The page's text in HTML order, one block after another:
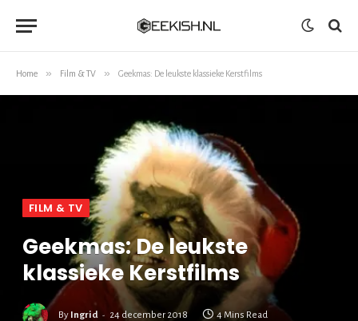
Home » Film & TV » Geekmas: De leukste klassieke Kerstfilms
FILM & TV
Geekmas: De leukste
klassieke Kerstfilms
By Ingrid 24 december 2018 4 Mins Read